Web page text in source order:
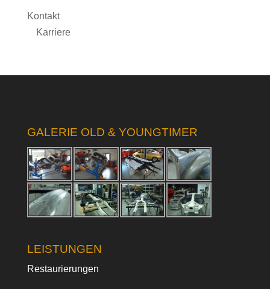
Kontakt
Karriere
GALERIE OLD & YOUNGTIMER
LEISTUNGEN
Restaurierungen